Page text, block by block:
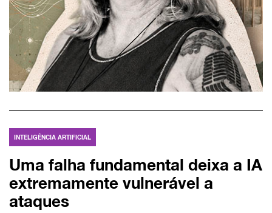
INTELIGÊNCIA ARTIFICIAL
Uma falha fundamental deixa a IA
extremamente vulnerável a
ataques